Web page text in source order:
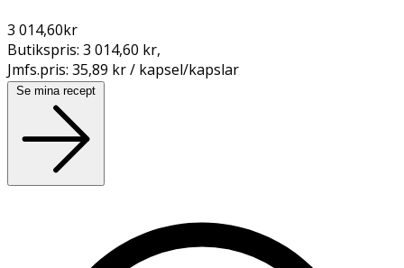
3 014,60kr
Butikspris: 3 014,60 kr,
Jmfs.pris: 35,89 kr / kapsel/kapslar
Se mina recept